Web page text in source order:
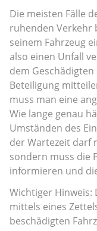
Die meisten Fälle
ruhenden Verkehr
seinem Fahrzeug
also einen Unfall
dem
Beteiligung
muss man eine
Wie lange genau
Umständen des
der Wartezeit darf
sondern muss die
informieren und
Wichtiger Hinweis:
mittels eines
beschädigten